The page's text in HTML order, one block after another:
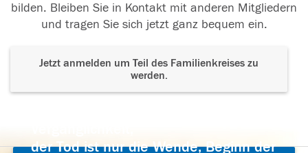
bilden. Bleiben Sie in Kontakt mit anderen Mitgliedern
und tragen Sie sich jetzt ganz bequem ein.
Jetzt anmelden um Teil des Familienkreises zu
werden.
der Tod ist nur die Wende, Beginn der